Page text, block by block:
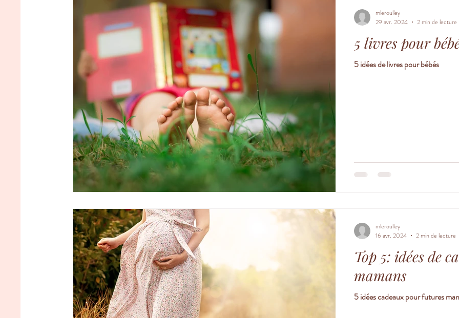
5 livres pour
5 idées de livres pour bébés
mleroulley
29 avr. 2024
2 min de lecture
Top 5: idées de
mamans
5 idées cadeaux pour futures
mleroulley
16 avr. 2024
2 min de lecture